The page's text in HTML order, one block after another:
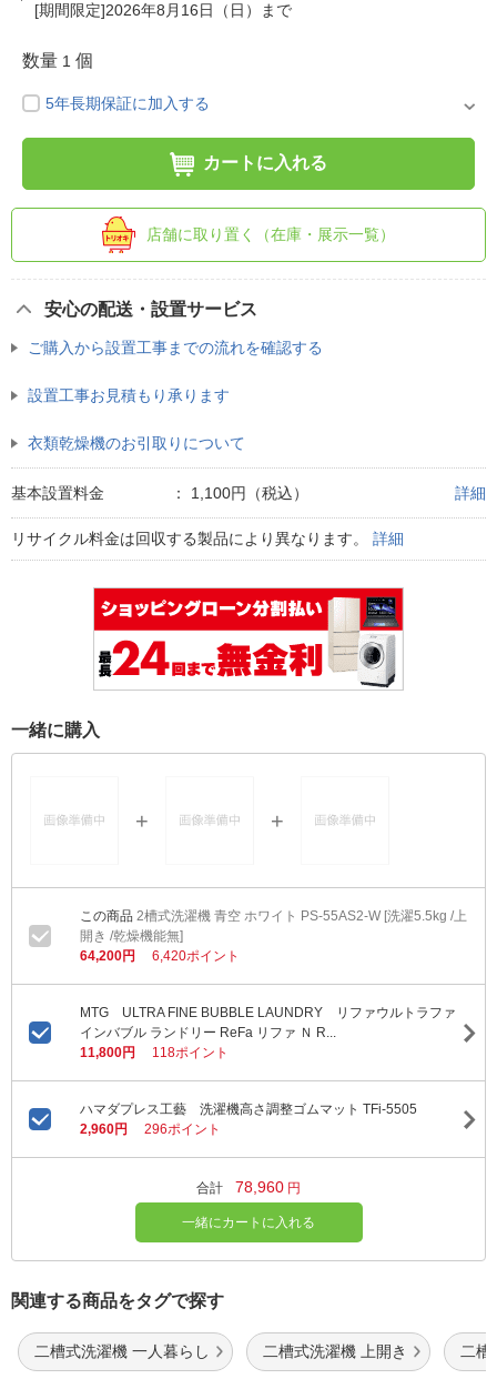
[期間限定]2026年8月16日（日）まで
数量 1 個
5年長期保証に加入する
カートに入れる
店舗に取り置く（在庫・展示一覧）
安心の配送・設置サービス
ご購入から設置工事までの流れを確認する
設置工事お見積もり承ります
衣類乾燥機のお引取りについて
基本設置料金 ： 1,100円（税込） 詳細
リサイクル料金は回収する製品により異なります。 詳細
一緒に購入
2槽式洗濯機 青空 ホワイト PS-55AS2-W [洗濯5.5kg /上
開き /乾燥機能無]
64,200円
6,420ポイント
MTG ULTRA FINE BUBBLE LAUNDRY リファウルトラファ
インバブル ランドリー ReFa リファ Ｎ R...
11,800円
118ポイント
ハマダプレス工藝 洗濯機高さ調整ゴムマット TFi-5505
2,960円
296ポイント
合計 78,960 円
一緒にカートに入れる
関連する商品をタグで探す
二槽式洗濯機 一人暮らし 二槽式洗濯機 上開き 二槽